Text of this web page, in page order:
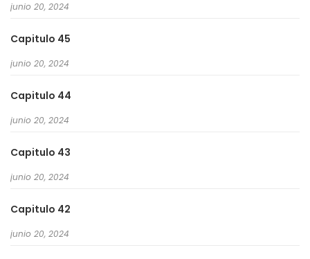
junio 20, 2024
Capitulo 45
junio 20, 2024
Capitulo 44
junio 20, 2024
Capitulo 43
junio 20, 2024
Capitulo 42
junio 20, 2024